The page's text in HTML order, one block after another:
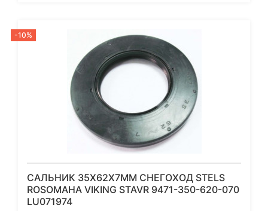
-10%
САЛЬНИК 35X62X7ММ СНЕГОХОД STELS
ROSOMAHA VIKING STAVR 9471-350-620-070
LU071974